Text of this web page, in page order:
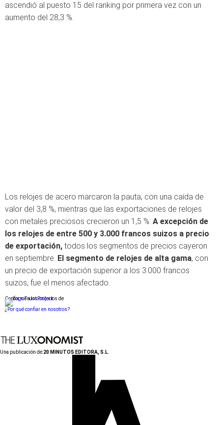
ascendió al puesto 15 del ranking por primera vez con un
aumento del 28,3 %.
Los relojes de acero marcaron la pauta, con una caída de
valor del 3,8 %, mientras que las exportaciones de relojes
con metales preciosos crecieron un 1,5 %. A excepción de
los relojes de entre 500 y 3.000 francos suizos a precio
de exportación, todos los segmentos de precios cayeron
en septiembre. El segmento de relojes de alta gama, con
un precio de exportación superior a los 3.000 francos
suizos, fue el menos afectado.
Conforme a los criterios de
¿Por qué confiar en nosotros?
Una publicación de:20 MINUTOS EDITORA, S.L.